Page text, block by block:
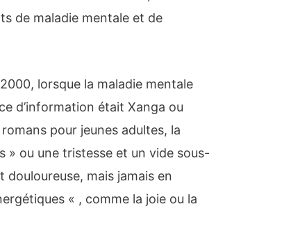
de maladie mentale et de
lorsque la maladie mentale
d’information était Xanga ou
pour jeunes adultes, la
» ou une tristesse et un vide sous-
mais jamais en
« , comme la joie ou la